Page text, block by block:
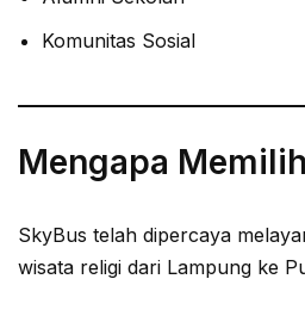
Komunitas Sosial
Mengapa
SkyBus telah dipercaya
wisata religi dari Lampung ke